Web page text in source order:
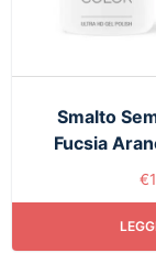
Smalto
Fucsia
€